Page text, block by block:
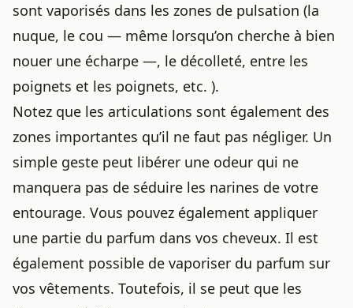
sont vaporisés dans les zones de pulsation (la
nuque, le cou — même lorsqu’on cherche à bien
nouer une écharpe —, le décolleté, entre les
poignets et les poignets, etc. ).
Notez que les articulations sont également des
zones importantes qu’il ne faut pas négliger. Un
simple geste peut libérer une odeur qui ne
manquera pas de séduire les narines de votre
entourage. Vous pouvez également appliquer
une partie du parfum dans vos cheveux. Il est
également possible de vaporiser du parfum sur
vos vêtements. Toutefois, il se peut que les